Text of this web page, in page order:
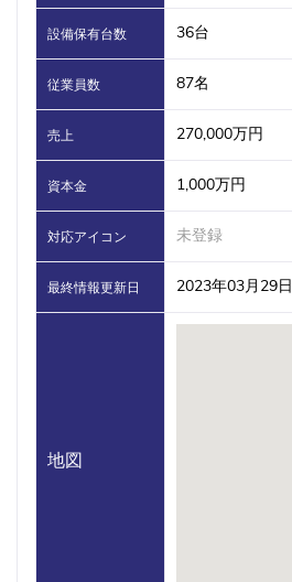
設備保有台数 36台
従業員数 87名
売上 270,000万円
資本金 1,000万円
対応アイコン 未登録
最終情報更新日 2023年03月29日
地図